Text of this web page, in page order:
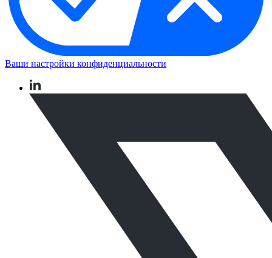
Ваши настройки конфиденциальности